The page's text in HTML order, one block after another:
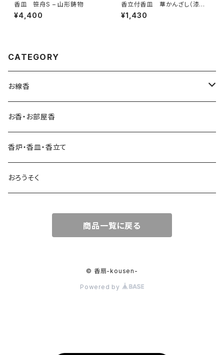
香皿 笹舟S – 山形鋳物
¥4,400
香立付香皿 華かんざし（漆黒）
– 薫寿堂
¥1,430
CATEGORY
お線香
ご進物
実用線香
長尺線香
お香・お部屋香
香炉・香皿・香立て
おろうそく
商品一覧に戻る
© 香扇-kousen-
Powered by